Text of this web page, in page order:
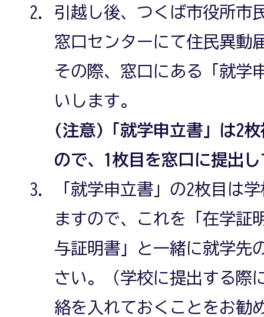
引越し後、つくば市役所市
窓口センターにて住民異動
その際、窓口にある「就学
いします。
(注意)「就学申立書」は2
ので、1枚目を窓口に提出
「就学申立書」の2枚目は
ますので、これを「在学証
与証明書」と一緒に就学先
さい。（学校に提出する際
絡を入れておくことをお勧